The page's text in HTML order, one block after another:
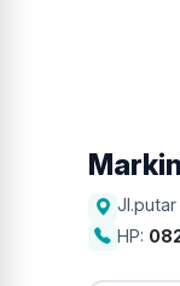
Jl.putar
HP: